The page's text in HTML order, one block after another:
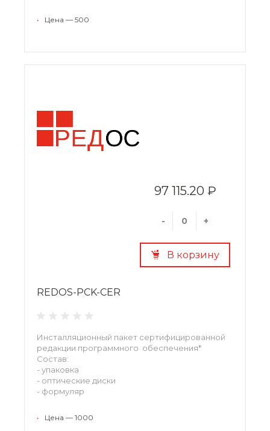
• Цена — 500
97 115.20 ₽
- +
В корзину
REDOS-PCK-CER
Инсталляционный пакет сертифицированной
редакции программного обеспечения*
Состав:
- упаковка
- оптические диски
- формуляр
• Цена — 1000